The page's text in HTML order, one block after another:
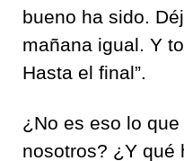
bueno ha sido.
mañana igual. Y
Hasta el final”.
¿No es eso lo
nosotros? ¿Y qué